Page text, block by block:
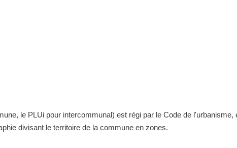
le PLUi pour intercommunal) est régi par le Code de l'urbanisme,
divisant le territoire de la commune en zones.